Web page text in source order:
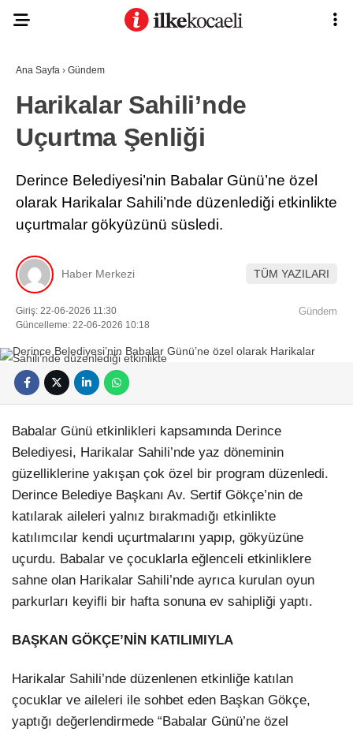
Ana Sayfa › Gündem
Harikalar Sahili’nde
Uçurtma Şenliği
Derince Belediyesi’nin Babalar Günü’ne özel
olarak Harikalar Sahili’nde düzenlediği etkinlikte
uçurtmalar gökyüzünü süsledi.
Haber Merkezi TÜM YAZILARI
Giriş: 22-06-2026 11:30
Güncelleme: 22-06-2026 10:18
Gündem
Babalar Günü etkinlikleri kapsamında Derince
Belediyesi, Harikalar Sahili’nde yaz döneminin
güzelliklerine yakışan çok özel bir program düzenledi.
Derince Belediye Başkanı Av. Sertif Gökçe’nin de
katılarak aileleri yalnız bırakmadığı etkinlikte
katılımcılar kendi uçurtmalarını yapıp, gökyüzüne
uçurdu. Babalar ve çocuklarla eğlenceli etkinliklere
sahne olan Harikalar Sahili’nde ayrıca kurulan oyun
parkurları keyifli bir hafta sonuna ev sahipliği yaptı.
BAŞKAN GÖKÇE’NİN KATILIMIYLA
Harikalar Sahili’nde düzenlenen etkinliğe katılan
çocuklar ve aileleri ile sohbet eden Başkan Gökçe,
yaptığı değerlendirmede “Babalar Günü’ne özel